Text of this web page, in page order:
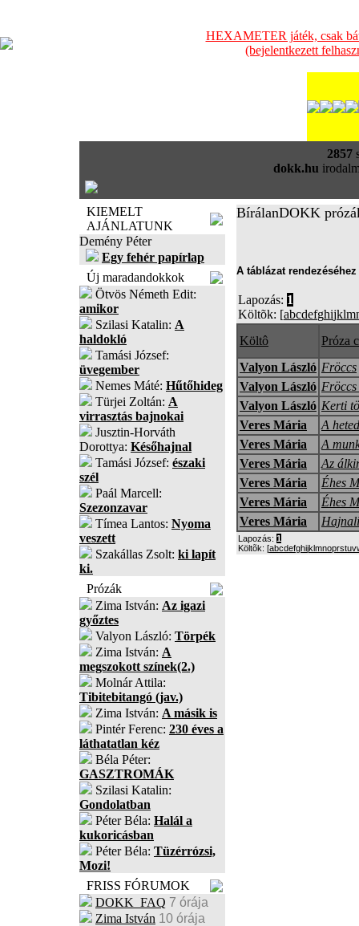
HEXAMETER játék, csak
(bejelentkezett
2857
dokk.hu
KIEMELT
AJÁNLATUNK
Demény Péter
Egy fehér papírlap
Új maradandokkok
Ötvös Németh Edit:
amikor
Szilasi Katalin: A
haldokló
Tamási József:
üvegember
Nemes Máté: Hűtőhideg
Türjei Zoltán: A
virrasztás bajnokai
Jusztin-Horváth
Dorottya: Későhajnal
Tamási József: északi
szél
Paál Marcell:
Szezonzavar
Tímea Lantos: Nyoma
veszett
Szakállas Zsolt: ki lapít
ki.
Prózák
Zima István: Az igazi
győztes
Valyon László: Törpék
Zima István: A
megszokott színek(2.)
Molnár Attila:
Tibitebitangó (jav.)
Zima István: A másik is
Pintér Ferenc: 230 éves a
láthatatlan kéz
Béla Péter:
GASZTROMÁK
Szilasi Katalin:
Gondolatban
Péter Béla: Halál a
kukoricásban
Péter Béla: Tüzérrózsi,
Mozi!
FRISS FÓRUMOK
DOKK_FAQ 7 órája
Zima István 10 órája
BírálanDOKK
A táblázat
Lapozás: 1
Költõk: [abcdefghijklm
Költô
Próza
Valyon László Fröccs
Valyon László
Valyon László Kerti
Veres Mária
A
Veres Mária
A
Veres Mária
Az
Veres Mária
Éhes
Veres Mária
Éhes
Veres Mária
Lapozás: 1
Költõk: [abcdefghijklmnoprstuv